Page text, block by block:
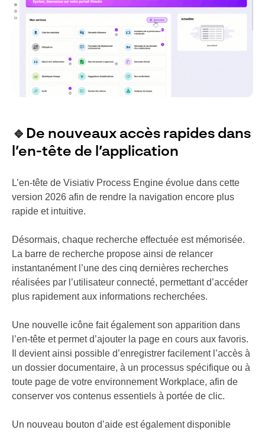
🔹 De nouveaux accès rapides dans
l’en-tête de l’application
L’en-tête de Visiativ Process Engine évolue dans cette
version 2026 afin de rendre la navigation encore plus
rapide et intuitive.
Désormais, chaque recherche effectuée est mémorisée.
La barre de recherche propose ainsi de relancer
instantanément l’une des cinq dernières recherches
réalisées par l’utilisateur connecté, permettant d’accéder
plus rapidement aux informations recherchées.
Une nouvelle icône fait également son apparition dans
l’en-tête et permet d’ajouter la page en cours aux favoris.
Il devient ainsi possible d’enregistrer facilement l’accès à
un dossier documentaire, à un processus spécifique ou à
toute page de votre environnement Workplace, afin de
conserver vos contenus essentiels à portée de clic.
Un nouveau bouton d’aide est également disponible